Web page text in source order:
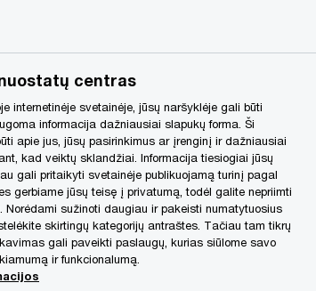
Search
centras
internetinėje svetainėje, jūsų naršyklėje gali būti
informacija dažniausiai slapukų forma. Ši
apie jus, jūsų pasirinkimus ar įrenginį ir dažniausiai
kad veiktų sklandžiai. Informacija tiesiogiai jūsų
gali pritaikyti svetainėje publikuojamą turinį pagal
gerbiame jūsų teisę į privatumą, todėl galite nepriimti
Norėdami sužinoti daugiau ir pakeisti numatytuosius
skirtingų kategorijų antraštes. Tačiau tam tikrų
gali paveikti paslaugų, kurias siūlome savo
ir funkcionalumą.